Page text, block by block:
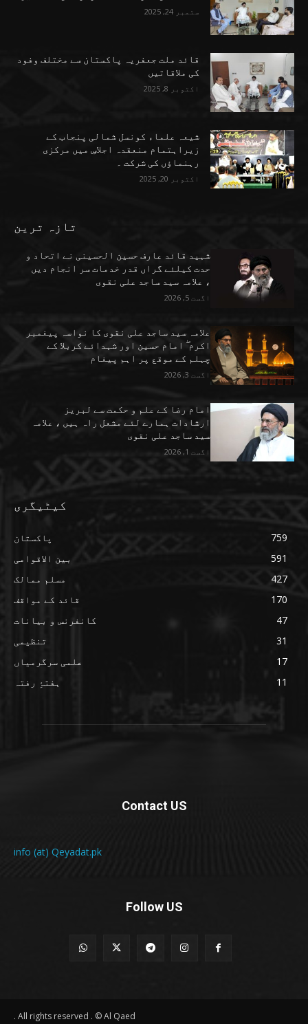
ستمبر 24, 2025
قائد ملت جعفریہ پاکستان سے مختلف وفود
کی ملاقاتیں
اکتوبر 8, 2025
شیعہ علماء کونسل شمالی پنجاب کے
زیراہتمام منعقدہ اجلاسِ میں مرکزی
رہنماؤں کی شرکت ۔
اکتوبر 20, 2025
تازہ ترین
شہید قائد عارف حسین الحسینی نے اتحاد و
حدت کیلئے گراں قدر خدمات سر انجام دیں
، علامہ سید ساجد علی نقوی
اگست 5, 2026
علامہ سید ساجد علی نقوی کا نواسہ پیغمبر
اکرم ۖ امام حسین اور شہدائے کربلا کے
چہلم کے موقع پر اہم پیغام
اگست 3, 2026
امام رضا کے علم و حکمت سے لبریز
ارشادات ہمارے لئے مشعل راہ ہیں ، علامہ
سید ساجد علی نقوی
اگست 1, 2026
کیٹیگری
پاکستان
759
بین الاقوامی
591
مسلم ممالک
427
قائد کے مواقف
170
کانفرنس و بیانات
47
تنظیمی
31
علمی سرگرمیاں
17
ہفتۂِ رفتہ
11
Contact US
info (at) Qeyadat.pk
Follow US
All rights reserved . © Al Qaed .